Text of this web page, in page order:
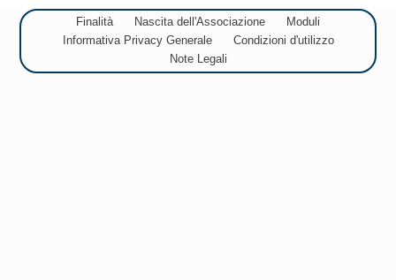
Finalità Nascita dell'Associazione
Moduli
Informativa Privacy Generale
Condizioni d'utilizzo
Note Legali